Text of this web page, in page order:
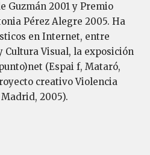
Guzmán 2001 y Premio
Pérez Alegre 2005. Ha
en Internet, entre
Cultura Visual, la exposición
(Espai f, Mataró,
creativo Violencia
Madrid, 2005).